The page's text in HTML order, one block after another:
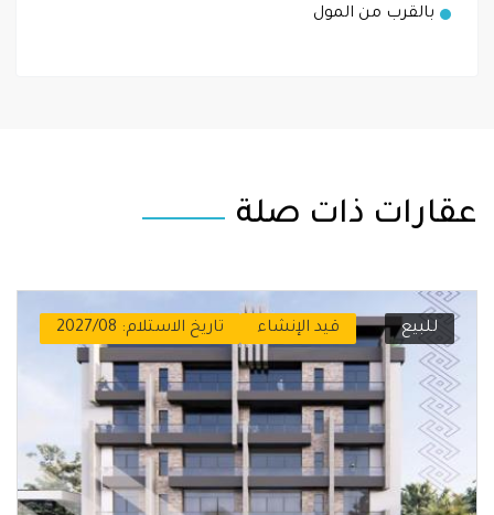
بالقرب من المول
عقارات ذات صلة
للبيع قيد الإنشاء تاريخ الاستلام: 2027/08